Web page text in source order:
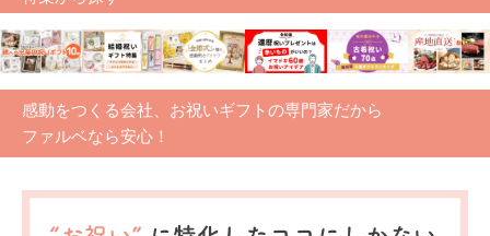
感動をつくる会社、お祝いギフトの専門家だから
ファルベなら安心！